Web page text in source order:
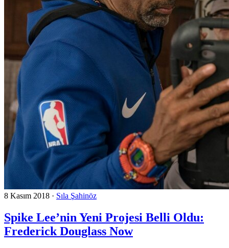
8 Kasım 2018 · Sıla Şahinöz
Spike Lee’nin Yeni Projesi Belli Oldu:
Frederick Douglass Now